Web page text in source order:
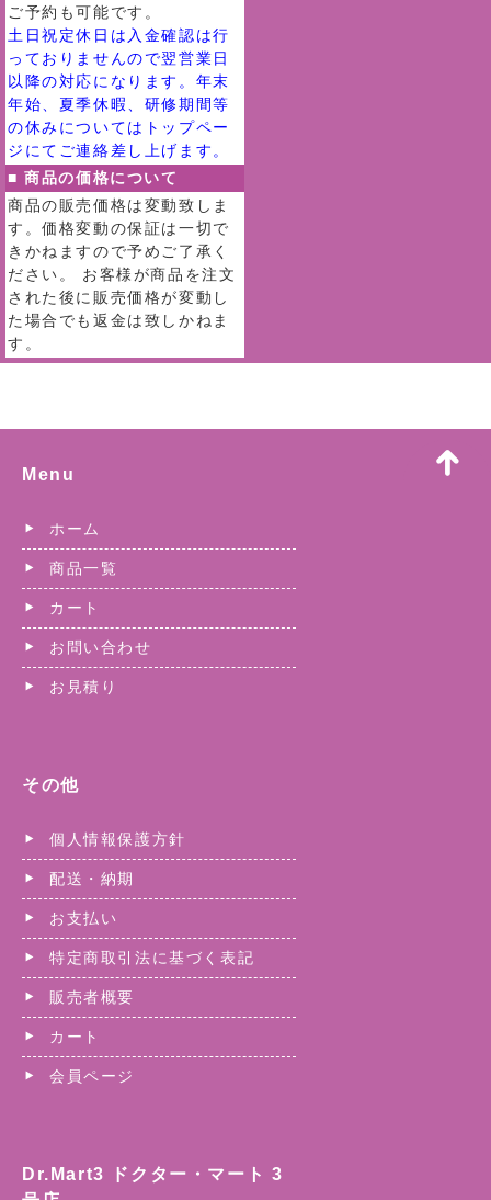
ご予約も可能です。
土日祝定休日は入金確認は行
っておりませんので翌営業日
以降の対応になります。年末
年始、夏季休暇、研修期間等
の休みについてはトップペー
ジにてご連絡差し上げます。
■ 商品の価格について
商品の販売価格は変動致しま
す。価格変動の保証は一切で
きかねますので予めご了承く
ださい。 お客様が商品を注文
された後に販売価格が変動し
た場合でも返金は致しかねま
す。
Menu
ホーム
商品一覧
カート
お問い合わせ
お見積り
その他
個人情報保護方針
配送・納期
お支払い
特定商取引法に基づく表記
販売者概要
カート
会員ページ
Dr.Mart3 ドクター・マート 3